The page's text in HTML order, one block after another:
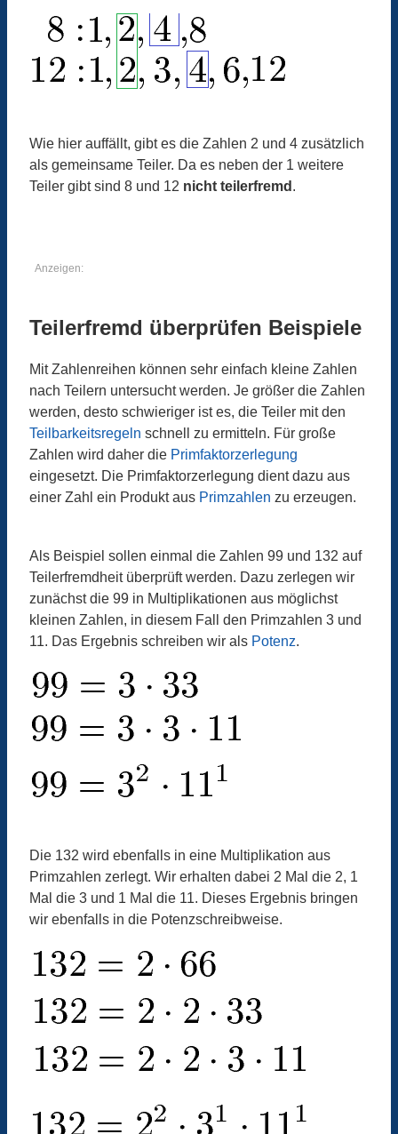
Wie hier auffällt, gibt es die Zahlen 2 und 4 zusätzlich
als gemeinsame Teiler. Da es neben der 1 weitere
Teiler gibt sind 8 und 12 nicht teilerfremd .
Anzeigen:
Teilerfremd überprüfen Beispiele
Mit Zahlenreihen können sehr einfach kleine Zahlen
nach Teilern untersucht werden. Je größer die Zahlen
werden, desto schwieriger ist es, die Teiler mit den
Teilbarkeitsregeln schnell zu ermitteln. Für große
Zahlen wird daher die Primfaktorzerlegung
eingesetzt. Die Primfaktorzerlegung dient dazu aus
einer Zahl ein Produkt aus Primzahlen zu erzeugen.
Als Beispiel sollen einmal die Zahlen 99 und 132 auf
Teilerfremdheit überprüft werden. Dazu zerlegen wir
zunächst die 99 in Multiplikationen aus möglichst
kleinen Zahlen, in diesem Fall den Primzahlen 3 und
11. Das Ergebnis schreiben wir als Potenz.
Die 132 wird ebenfalls in eine Multiplikation aus
Primzahlen zerlegt. Wir erhalten dabei 2 Mal die 2, 1
Mal die 3 und 1 Mal die 11. Dieses Ergebnis bringen
wir ebenfalls in die Potenzschreibweise.